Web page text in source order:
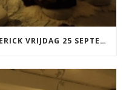
MANTRA ZINGEN MET DIEDERICK VRIJDAG 25 SEPTEMBER EN 20 NOVEMBER